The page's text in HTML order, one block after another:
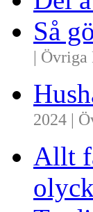
Så
|
2024 |
Allt